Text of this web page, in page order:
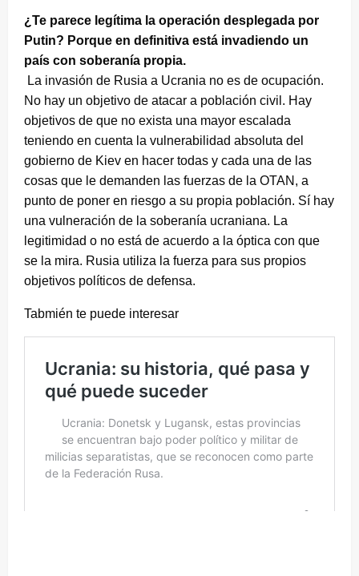
¿Te parece legítima la operación desplegada por
Putin? Porque en definitiva está invadiendo un
país con soberanía propia.
La invasión de Rusia a Ucrania no es de ocupación.
No hay un objetivo de atacar a población civil. Hay
objetivos de que no exista una mayor escalada
teniendo en cuenta la vulnerabilidad absoluta del
gobierno de Kiev en hacer todas y cada una de las
cosas que le demanden las fuerzas de la OTAN, a
punto de poner en riesgo a su propia población. Sí hay
una vulneración de la soberanía ucraniana. La
legitimidad o no está de acuerdo a la óptica con que
se la mira. Rusia utiliza la fuerza para sus propios
objetivos políticos de defensa.
Tabmién te puede interesar